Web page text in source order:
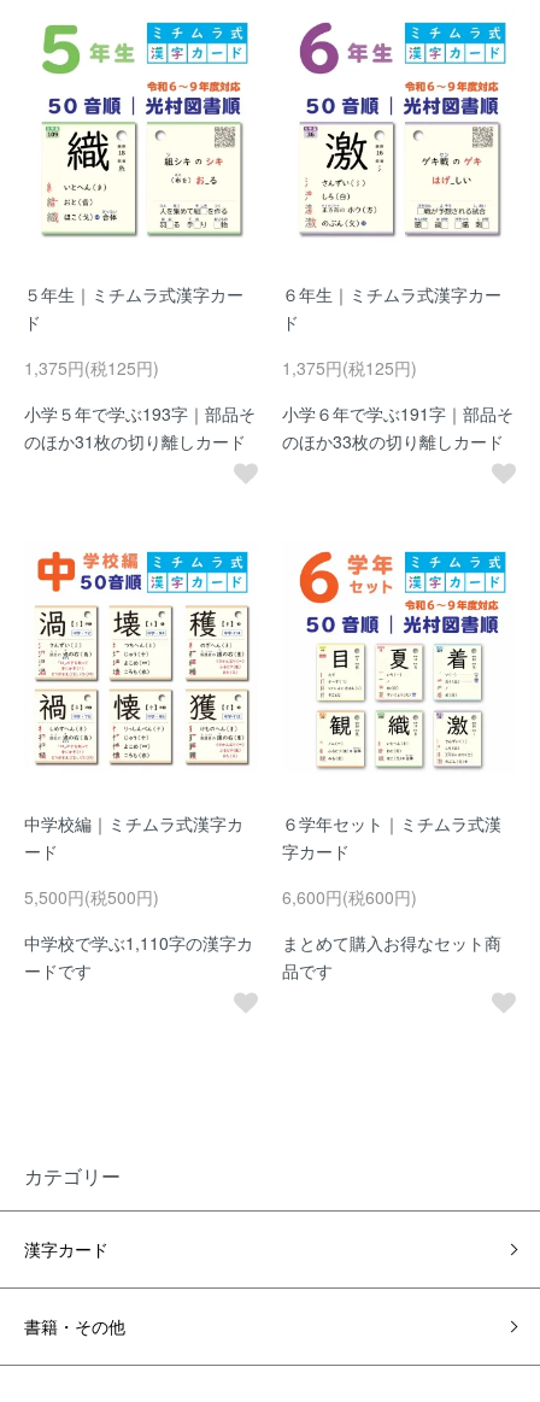
５年生｜ミチムラ式漢字カー
ド
1,375円(税125円)
小学５年で学ぶ193字｜部品そ
のほか31枚の切り離しカード
６年生｜ミチムラ式漢字カー
ド
1,375円(税125円)
小学６年で学ぶ191字｜部品そ
のほか33枚の切り離しカード
中学校編｜ミチムラ式漢字カ
ード
5,500円(税500円)
中学校で学ぶ1,110字の漢字カ
ードです
６学年セット｜ミチムラ式漢
字カード
6,600円(税600円)
まとめて購入お得なセット商
品です
カテゴリー
漢字カード
書籍・その他